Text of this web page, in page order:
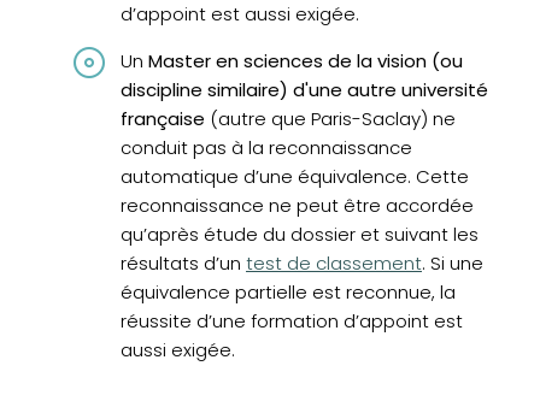
d’appoint est aussi exigée.
Un Master en sciences de la vision (ou
discipline similaire) d'une autre université
française (autre que Paris-Saclay) ne
conduit pas à la reconnaissance
automatique d’une équivalence. Cette
reconnaissance ne peut être accordée
qu’après étude du dossier et suivant les
résultats d’un test de classement. Si une
équivalence partielle est reconnue, la
réussite d’une formation d’appoint est
aussi exigée.